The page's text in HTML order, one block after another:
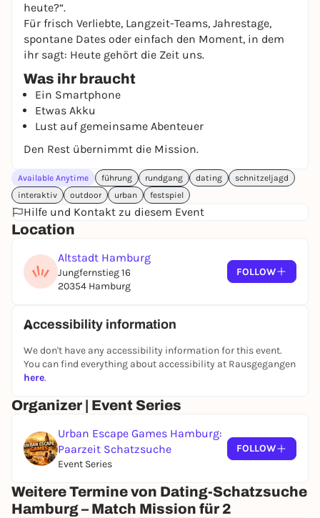
heute?“.
Für frisch Verliebte, Langzeit-Teams, Jahrestage,
spontane Dates oder einfach den Moment, in dem
ihr sagt: Heute gehört die Zeit uns.
Was ihr braucht
Ein Smartphone
Etwas Akku
Lust auf gemeinsame Abenteuer
Den Rest übernimmt die Mission.
Available Anytime führung rundgang dating
schnitzeljagd
interaktiv
outdoor urban festspiel
Hilfe und Kontakt zu diesem Event
Location
Altstadt Hamburg
Jungfernstieg 16
20354 Hamburg
FOLLOW
Accessibility information
We don't have any accessibility information for this event.
You can find everything about accessibility at Rausgegangen
here.
Organizer | Event Series
Urban Escape Games Hamburg:
Paarzeit Schatzsuche
Event Series
FOLLOW
Weitere Termine von Dating-Schatzsuche
Hamburg – Match Mission für 2